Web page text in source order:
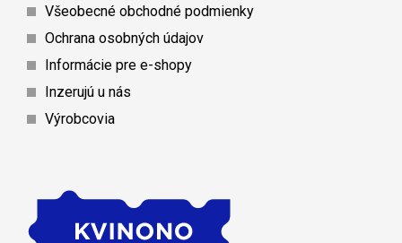
Všeobecné obchodné podmienky
Ochrana osobných údajov
Informácie pre e-shopy
Inzerujú u nás
Výrobcovia